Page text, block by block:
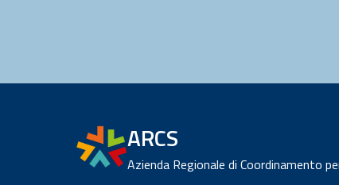
ARCS
Azienda Regionale di Coordinamento